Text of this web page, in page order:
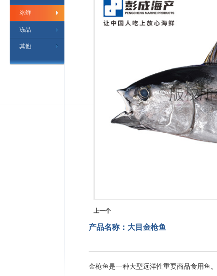
冰鲜
冻品
其他
上一个
产品名称：大目金枪鱼
金枪鱼是一种大型远洋性重要商品食用鱼